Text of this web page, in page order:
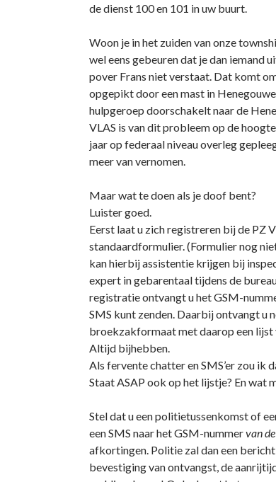
de dienst 100 en 101 in uw buurt.
Woon je in het zuiden van onze
wel eens gebeuren dat je dan iemand
pover Frans niet verstaat. Dat komt
opgepikt door een mast in
hulpgeroep doorschakelt naar de
VLAS is van dit probleem op de
jaar op federaal niveau overleg
meer van vernomen.
Maar wat te doen als je doof bent?
Luister goed.
Eerst laat u zich registreren bij de PZ
standaardformulier. (Formulier nog
kan hierbij assistentie krijgen bij
expert in gebarentaal tijdens de
registratie ontvangt u het GSM-
SMS kunt zenden. Daarbij ontvangt u
broekzakformaat met daarop een
Altijd bijhebben.
Als fervente chatter en SMS’er zou ik
Staat ASAP ook op het lijstje? En wat
Stel dat u een politietussenkomst of
een SMS naar het GSM-nummervan
afkortingen. Politie zal dan een
bevestiging van ontvangst, de